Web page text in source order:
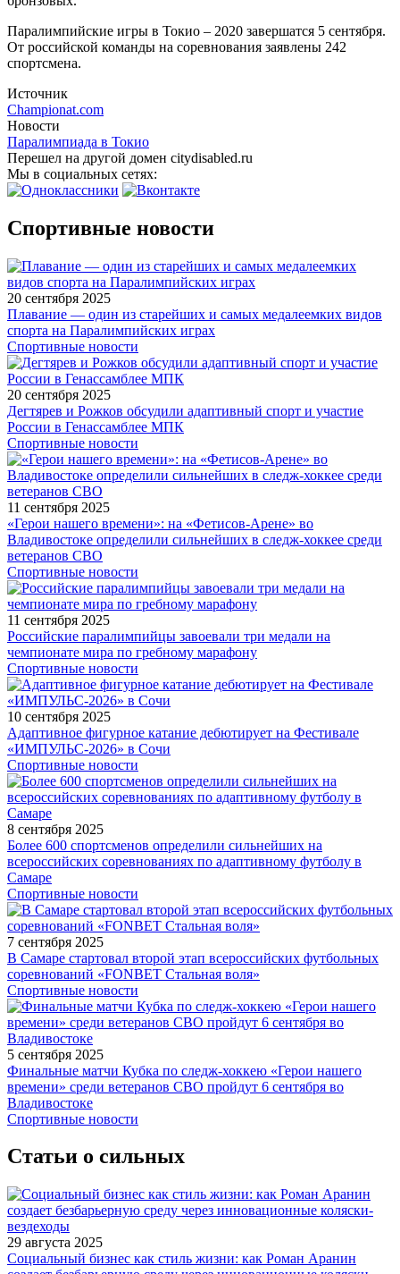
Паралимпийские игры в Токио – 2020 завершатся 5 сентября.
От российской команды на соревнования заявлены 242
спортсмена.
Источник
Championat.com
Новости
Паралимпиада в Токио
Перешел на другой домен citydisabled.ru
Мы в социальных сетях:
Спортивные новости
20 сентября 2025
Плавание — один из старейших и самых медалеемких видов
спорта на Паралимпийских играх
Спортивные новости
20 сентября 2025
Дегтярев и Рожков обсудили адаптивный спорт и участие
России в Генассамблее МПК
Спортивные новости
11 сентября 2025
«Герои нашего времени»: на «Фетисов-Арене» во
Владивостоке определили сильнейших в следж-хоккее среди
ветеранов СВО
Спортивные новости
11 сентября 2025
Российские паралимпийцы завоевали три медали на
чемпионате мира по гребному марафону
Спортивные новости
10 сентября 2025
Адаптивное фигурное катание дебютирует на Фестивале
«ИМПУЛЬС-2026» в Сочи
Спортивные новости
8 сентября 2025
Более 600 спортсменов определили сильнейших на
всероссийских соревнованиях по адаптивному футболу в
Самаре
Спортивные новости
7 сентября 2025
В Самаре стартовал второй этап всероссийских футбольных
соревнований «FONBET Стальная воля»
Спортивные новости
5 сентября 2025
Финальные матчи Кубка по следж-хоккею «Герои нашего
времени» среди ветеранов СВО пройдут 6 сентября во
Владивостоке
Спортивные новости
Статьи о сильных
29 августа 2025
Социальный бизнес как стиль жизни: как Роман Аранин